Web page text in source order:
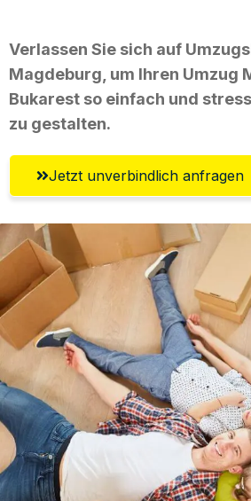
Verlassen Sie sich auf
Magdeburg, um Ihren Umzug
Bukarest so einfach und
zu gestalten.
Jetzt unverbindlich anfragen